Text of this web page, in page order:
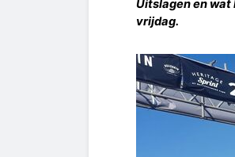
Uitslagen en wat
vrijdag.